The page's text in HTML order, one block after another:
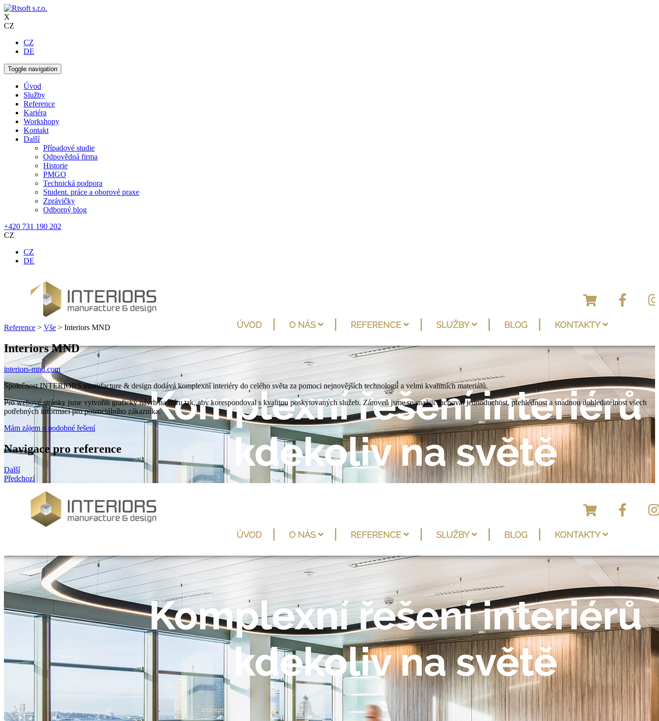
X
CZ
CZ
DE
Toggle navigation
Úvod
Služby
Reference
Kariéra
Workshopy
Kontakt
Další
Případové studie
Odpovědná firma
Historie
PMGO
Technická podpora
Student. práce a oborové praxe
Zprávičky
Odborný blog
+420 731 190 202
CZ
CZ
DE
Reference > Vše > Interiors MND
Interiors MND
interiors-mnd.com
Společnost INTERIORS manufacture & design dodává komplexní interiéry do celého světa za pomoci nejnovějších technologií a velmi kvalitních materiálů.
Pro webové stránky jsme vytvořili grafický návrh na míru tak, aby korespondoval s kvalitou poskytovaných služeb. Zároveň jsme se snažili zachovat jednoduchost, přehlednost a snadnou dohledatelnost všech
potřebných informací pro potenciálního zákazníka.
Mám zájem o podobné řešení
Navigace pro reference
Další
Předchozí